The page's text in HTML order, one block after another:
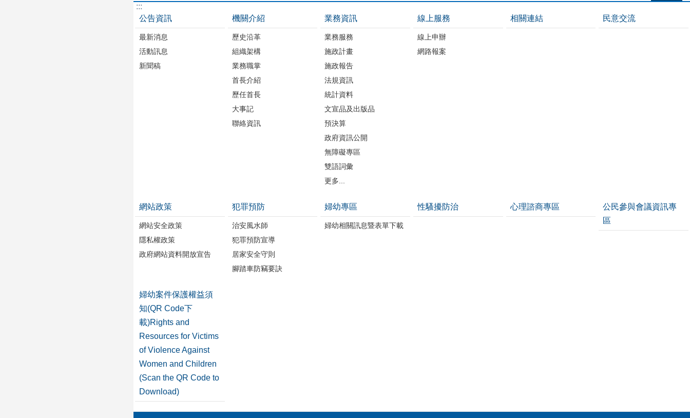
:::
公告資訊
最新消息
活動訊息
新聞稿
機關介紹
歷史沿革
組織架構
業務職掌
首長介紹
歷任首長
大事記
聯絡資訊
業務資訊
業務服務
施政計畫
施政報告
法規資訊
統計資料
文宣品及出版品
預決算
政府資訊公開
無障礙專區
雙語詞彙
更多...
線上服務
線上申辦
網路報案
相關連結 民意交流
網站政策
網站安全政策
隱私權政策
政府網站資料開放宣告
犯罪預防
治安風水師
犯罪預防宣導
居家安全守則
腳踏車防竊要訣
婦幼專區
婦幼相關訊息暨表單下載
性騷擾防治 心理諮商專區
公民參與會議資訊專
區
婦幼案件保護權益須
知(QR Code下
載)Rights and
Resources for Victims
of Violence Against
Women and Children
(Scan the QR Code to
Download)